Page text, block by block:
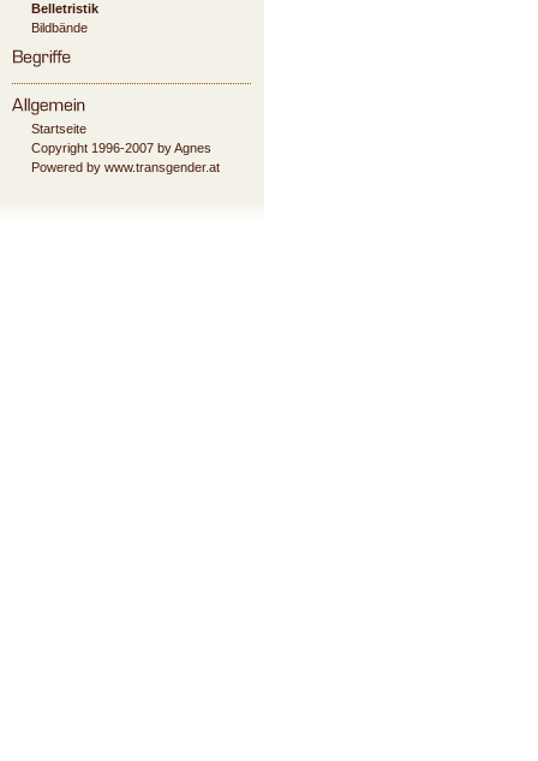
Belletristik
Bildbände
Startseite
Copyright 1996-2007 by Agnes
Powered by www.transgender.at